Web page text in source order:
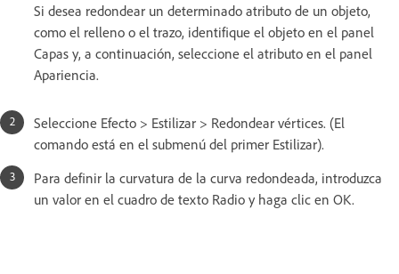
Si desea redondear un determinado atributo de un objeto,
como el relleno o el trazo, identifique el objeto en el panel
Capas y, a continuación, seleccione el atributo en el panel
Apariencia.
Seleccione Efecto > Estilizar > Redondear vértices. (El
comando está en el submenú del primer Estilizar).
Para definir la curvatura de la curva redondeada, introduzca
un valor en el cuadro de texto Radio y haga clic en OK.